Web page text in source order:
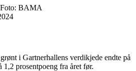
Foto: BAMA
i Gartnerhallens verdikjede endte på
prosentpoeng fra året før.